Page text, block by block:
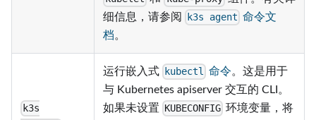
细信息，请参阅
k3s agent 命令文
档。
k3s
运行嵌入式 kubectl 命令。这是用于
与 Kubernetes apiserver 交互的 CLI。
如果未设置 KUBECONFIG 环境变量，将